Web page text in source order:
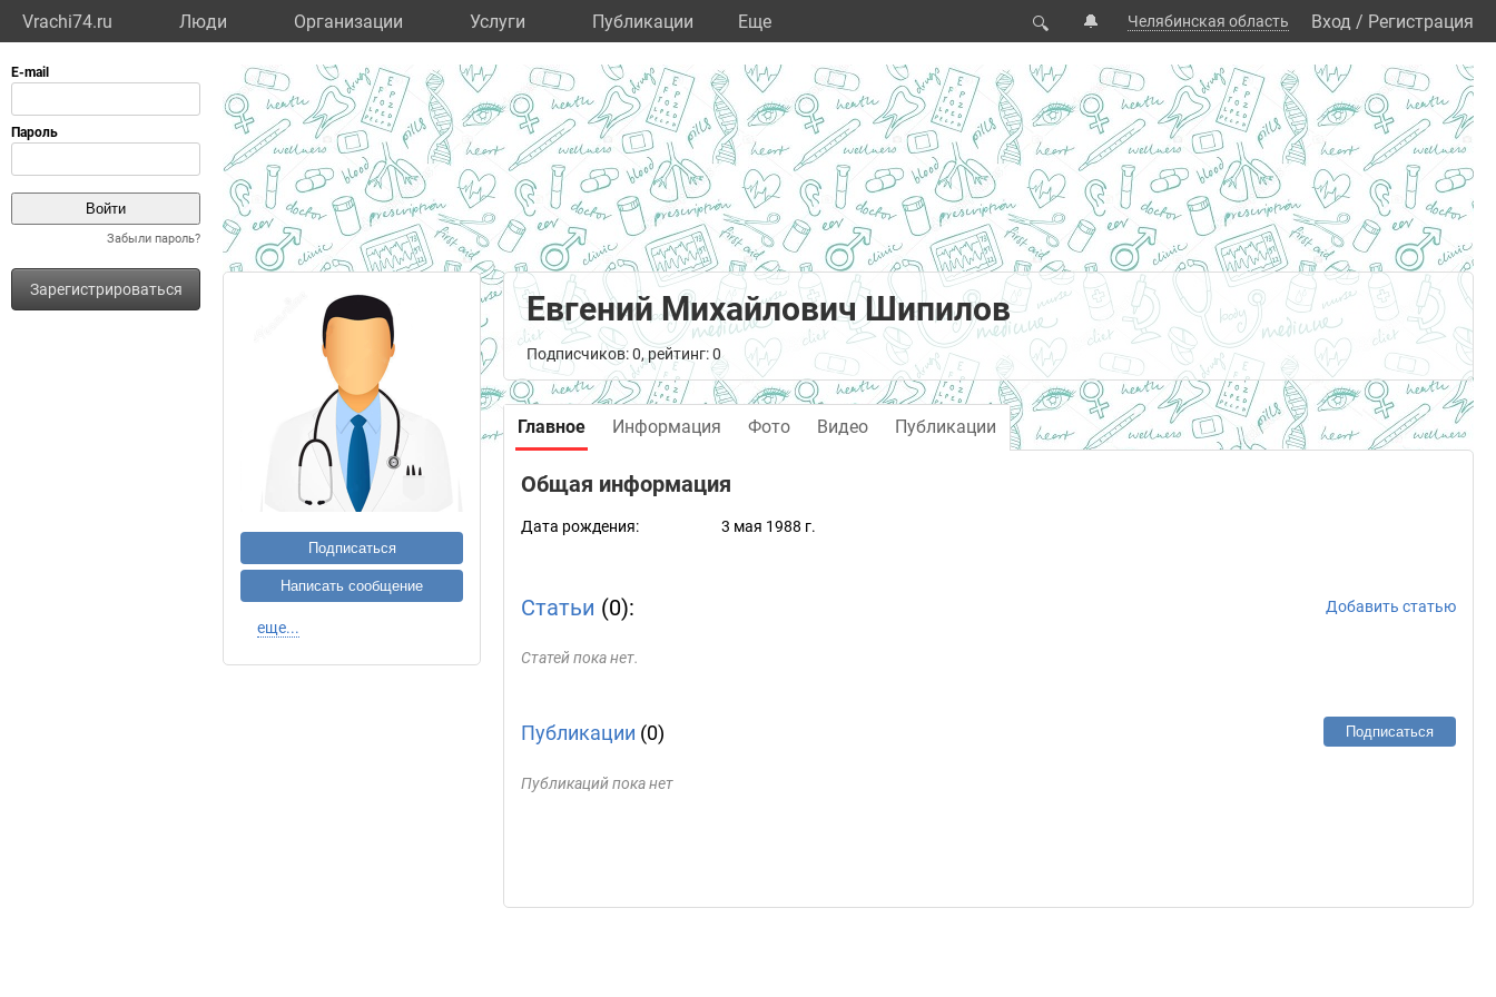
Vrachi74.ru Люди Организации Услуги Публикации Eще 🔍 🔔 Челябинская область Вход / Регистрация
Забыли пароль?
Зарегистрироваться
Подписаться
Написать сообщение
еще...
Евгений Михайлович Шипилов
Подписчиков: 0, рейтинг: 0
Главное Информация Фото Видео Публикации
Общая информация
Дата рождения: 3 мая 1988 г.
Статьи (0): Добавить статью
Статей пока нет.
Публикации (0) Подписаться
Публикаций пока нет